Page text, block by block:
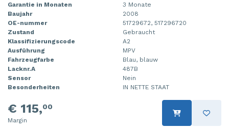
Garantie in Monaten
3 Monate
Baujahr
2008
OE-nummer
51729672, 517296720
Zustand
Gebraucht
Klassifizierungscode
A2
Ausführung
MPV
Fahrzeugfarbe
Blau, blauw
Lacknr.A
487B
Sensor
Nein
Besonderheiten
IN NETTE STAAT
€ 115,00
Margin